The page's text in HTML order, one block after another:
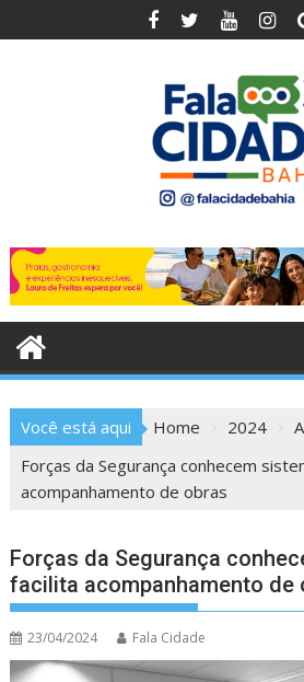
to
Você está aqui Home 2024
Forças da Segurança conhecem
acompanhamento de obras
Forças da Segurança
facilita acompanhamento de
23/04/2024 Fala Cidade